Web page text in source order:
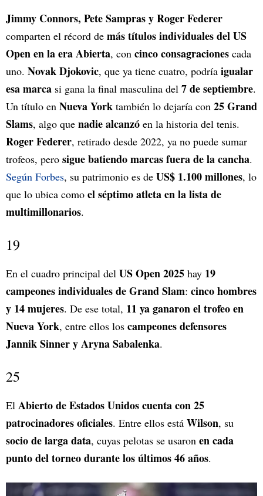
Jimmy Connors, Pete Sampras y Roger Federer
comparten el récord de más títulos individuales del US
Open en la era Abierta, con cinco consagraciones cada
uno. Novak Djokovic, que ya tiene cuatro, podría igualar
esa marca si gana la final masculina del 7 de septiembre.
Un título en Nueva York también lo dejaría con 25 Grand
Slams, algo que nadie alcanzó en la historia del tenis.
Roger Federer, retirado desde 2022, ya no puede sumar
trofeos, pero sigue batiendo marcas fuera de la cancha.
Según Forbes, su patrimonio es de US$ 1.100 millones, lo
que lo ubica como el séptimo atleta en la lista de
multimillonarios.
19
En el cuadro principal del US Open 2025 hay 19
campeones individuales de Grand Slam: cinco hombres
y 14 mujeres. De ese total, 11 ya ganaron el trofeo en
Nueva York, entre ellos los campeones defensores
Jannik Sinner y Aryna Sabalenka.
25
El Abierto de Estados Unidos cuenta con 25
patrocinadores oficiales. Entre ellos está Wilson, su
socio de larga data, cuyas pelotas se usaron en cada
punto del torneo durante los últimos 46 años.